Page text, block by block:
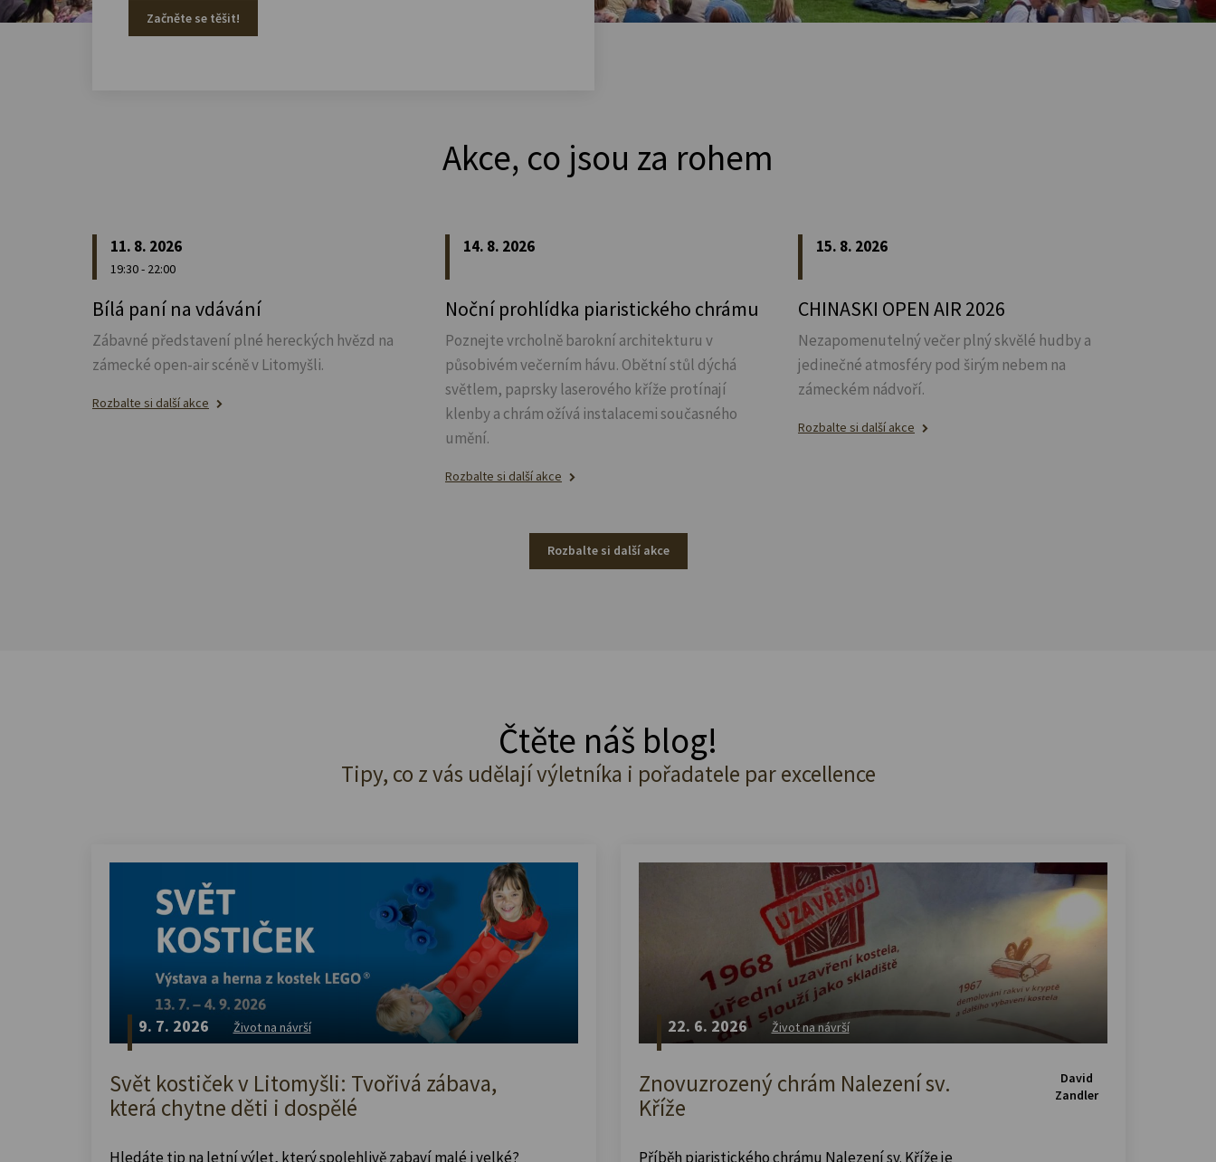
Začněte se těšit!
Akce, co jsou za rohem
11. 8. 2026
19:30 - 22:00
Bílá paní na vdávání
Zábavné představení plné hereckých hvězd na
zámecké open-air scéně v Litomyšli.
Rozbalte si další akce
14. 8. 2026
Noční prohlídka piaristického chrámu
Poznejte vrcholně barokní architekturu v
působivém večerním hávu. Obětní stůl dýchá
světlem, paprsky laserového kříže protínají
klenby a chrám ožívá instalacemi současného
umění.
Rozbalte si další akce
15. 8. 2026
CHINASKI OPEN AIR 2026
Nezapomenutelný večer plný skvělé hudby a
jedinečné atmosféry pod širým nebem na
zámeckém nádvoří.
Rozbalte si další akce
Rozbalte si další akce
Čtěte náš blog!
Tipy, co z vás udělají výletníka i pořadatele par excellence
9. 7. 2026 Život na návrší
Svět kostiček v Litomyšli: Tvořivá zábava,
která chytne děti i dospělé
Hledáte tip na letní výlet, který spolehlivě zabaví malé i velké?
22. 6. 2026 Život na návrší
Znovuzrozený chrám Nalezení sv.
Kříže
Příběh piaristického chrámu Nalezení sv. Kříže je
David
Zandler